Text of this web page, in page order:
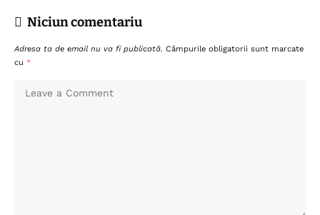
Niciun comentariu
Adresa ta de email nu va fi publicată. Câmpurile obligatorii sunt marcate
cu *